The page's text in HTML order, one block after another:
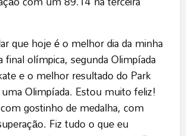
que hoje é o melhor dia da minha
final olímpica, segunda Olimpíada
e o melhor resultado do Park
Olimpíada. Estou muito feliz!
gostinho de medalha, com
Fiz tudo o que eu